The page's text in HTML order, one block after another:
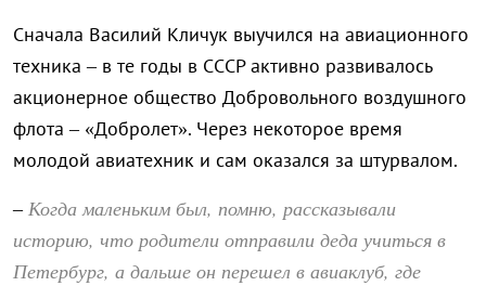
Сначала Василий Кличук выучился на авиационного
техника – в те годы в СССР активно развивалось
акционерное общество Добровольного воздушного
флота – «Добролет». Через некоторое время
молодой авиатехник и сам оказался за штурвалом.
–Когда маленьким был, помню, рассказывали
историю, что родители отправили деда учиться в
Петербург, а дальше он перешел в авиаклуб, где